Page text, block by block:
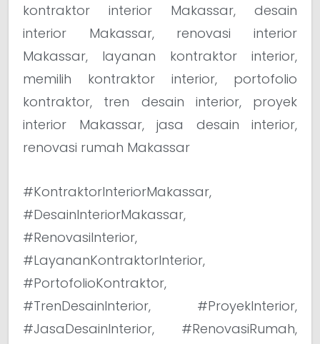
kontraktor interior Makassar, desain
interior Makassar, renovasi interior
Makassar, layanan kontraktor interior,
memilih kontraktor interior, portofolio
kontraktor, tren desain interior, proyek
interior Makassar, jasa desain interior,
renovasi rumah Makassar
#KontraktorInteriorMakassar,
#DesainInteriorMakassar,
#RenovasiInterior,
#LayananKontraktorInterior,
#PortofolioKontraktor,
#TrenDesainInterior, #ProyekInterior,
#JasaDesainInterior, #RenovasiRumah,